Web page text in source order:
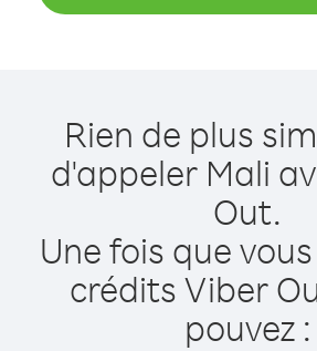
Rien de plus
d'appeler Mali
Out.
Une fois que
crédits Viber
pouvez :